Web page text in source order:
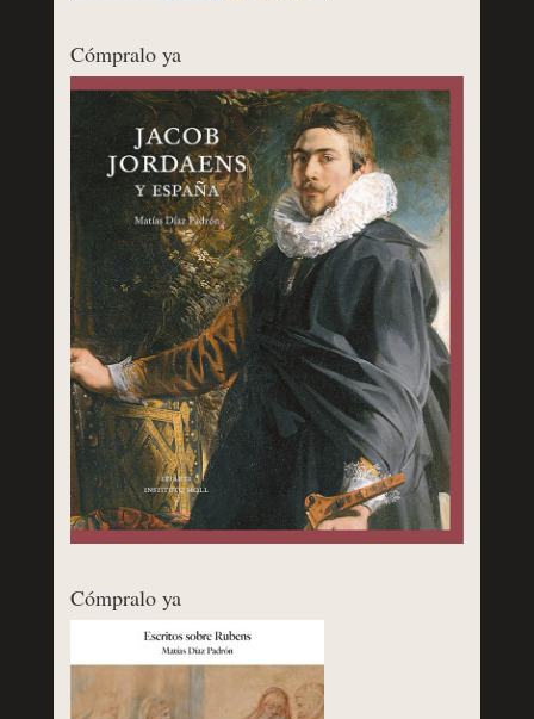
Cómpralo ya
Cómpralo ya